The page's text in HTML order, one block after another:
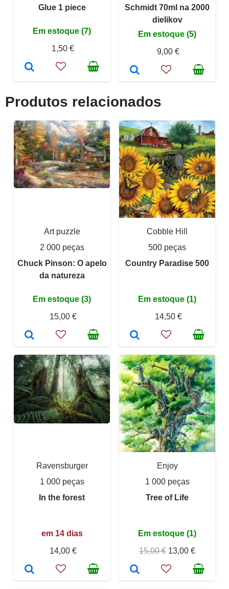
Glue 1 piece
Em estoque (7)
1,50 €
Schmidt 70ml na 2000
dielikov
Em estoque (5)
9,00 €
Produtos relacionados
Art puzzle
2 000 peças
Chuck Pinson: O apelo
da natureza
Em estoque (3)
15,00 €
Cobble Hill
500 peças
Country Paradise 500
Em estoque (1)
14,50 €
Ravensburger
1 000 peças
In the forest
em 14 dias
14,00 €
Enjoy
1 000 peças
Tree of Life
Em estoque (1)
15,00 € 13,00 €